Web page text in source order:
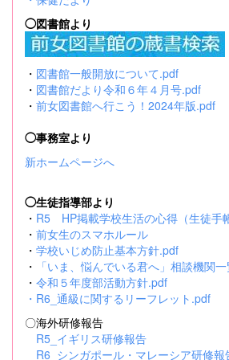
◯図書館より
・ 図書館一般開放について.pdf
・ 図書館だより令和６年４月号.pdf
・ 前女図書館へ行こう！2024年版.pdf
◯事務室より
新ホームページへ
◯生徒指導部より
・ R5 HP掲載学校生活の心得（生徒手
・ 前女生のスマホルール
・ 学校いじめ防止基本方針.pdf
・
「いま、悩んでいる君へ」相談機関
・ 令和５年度部活動方針.pdf
・ R6_通級に関するリーフレット.pdf
〇海外研修報告
R5_イギリス研修報告
R6_シンガポール・マレーシア研修報